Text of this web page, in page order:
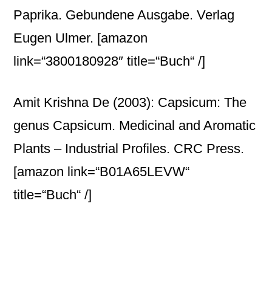
Paprika. Gebundene Ausgabe. Verlag
Eugen Ulmer. [amazon
link=“3800180928″ title=“Buch“ /]
Amit Krishna De (2003): Capsicum: The
genus Capsicum. Medicinal and Aromatic
Plants – Industrial Profiles. CRC Press.
[amazon link=“B01A65LEVW“
title=“Buch“ /]